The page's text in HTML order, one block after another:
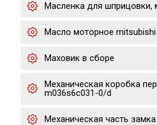
Масленка для шприцовки,
Масло моторное
Маховик в сборе
Механическая коробка
m036s6c031-0/d
Механическая часть